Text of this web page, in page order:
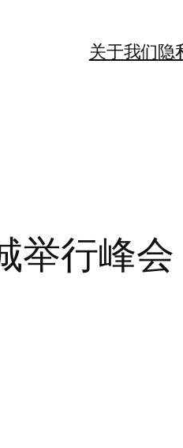
关于我们隐
举行峰会